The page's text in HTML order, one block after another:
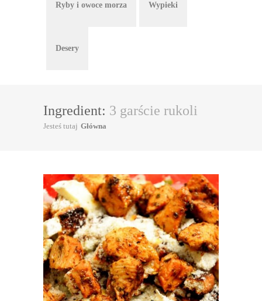
Ryby i owoce morza Wypieki
Desery
Ingredient: 3 garście rukoli
Jesteś tutaj Główna